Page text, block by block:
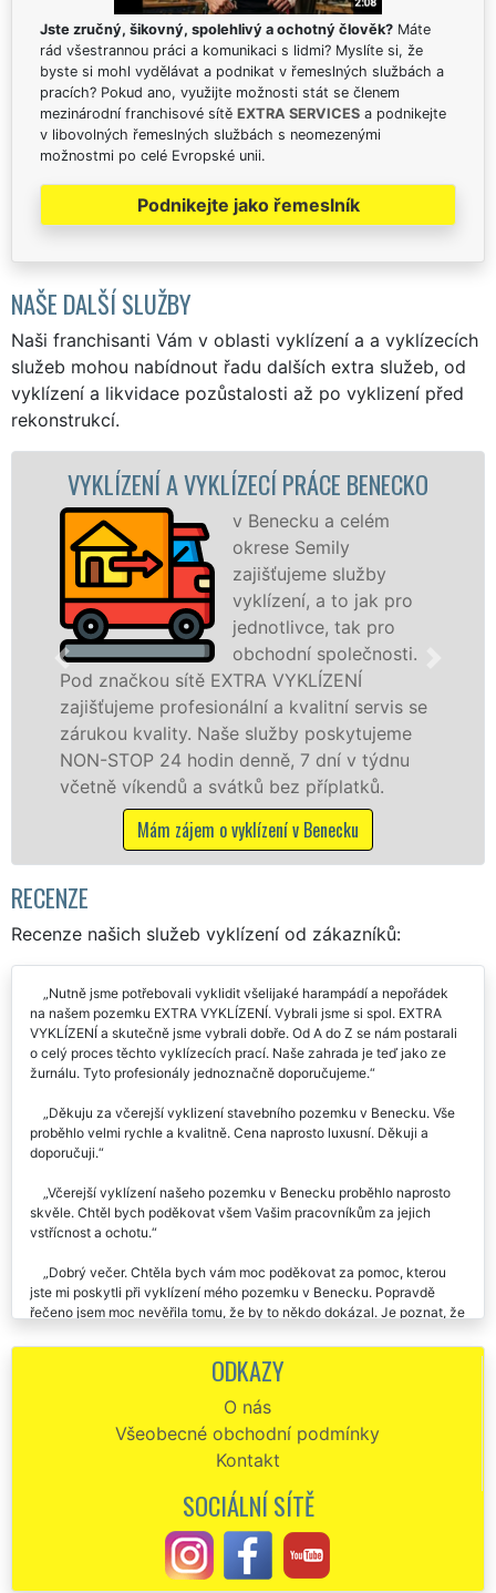
Jste zručný, šikovný, spolehlivý a ochotný člověk? Máte
rád všestrannou práci a komunikaci s lidmi? Myslíte si, že
byste si mohl vydělávat a podnikat v řemeslných službách a
pracích? Pokud ano, využijte možnosti stát se členem
mezinárodní franchisové sítě EXTRA SERVICES a podnikejte
v libovolných řemeslných službách s neomezenými
možnostmi po celé Evropské unii.
Podnikejte jako řemeslník
NAŠE DALŠÍ SLUŽBY
Naši franchisanti Vám v oblasti vyklízení a a vyklízecích
služeb mohou nabídnout řadu dalších extra služeb, od
vyklízení a likvidace pozůstalosti až po vyklizení před
rekonstrukcí.
A VYKLÍZECÍ PRÁCE BENECKO
v Benecku a celém
okrese Semily
zajišťujeme služby
vyklízení, a to jak pro
jednotlivce, tak pro
obchodní společnosti.
značkou sítě EXTRA VYKLÍZENÍ
profesionální a kvalitní servis se
kvality. Naše služby poskytujeme
STOP 24 hodin denně, 7 dní v týdnu
víkendů a svátků bez příplatků.
Mám zájem o vyklízení v Benecku
RECENZE
Recenze našich služeb vyklízení od zákazníků:
Nutně jsme potřebovali vyklidit všelijaké harampádí a nepořádek
na našem pozemku EXTRA VYKLÍZENÍ. Vybrali jsme si spol. EXTRA
VYKLÍZENÍ a skutečně jsme vybrali dobře. Od A do Z se nám postarali
o celý proces těchto vyklízecích prací. Naše zahrada je teď jako ze
žurnálu. Tyto profesionály jednoznačně doporučujeme.
Děkuju za včerejší vyklizení stavebního pozemku v Benecku. Vše
proběhlo velmi rychle a kvalitně. Cena naprosto luxusní. Děkuji a
doporučuji.
Včerejší vyklízení našeho pozemku v Benecku proběhlo naprosto
skvěle. Chtěl bych poděkovat všem Vašim pracovníkům za jejich
vstřícnost a ochotu.
Dobrý večer. Chtěla bych vám moc poděkovat za pomoc, kterou
jste mi poskytli při vyklízení mého pozemku v Benecku. Popravdě
řečeno jsem moc nevěřila tomu, že by to někdo dokázal. Je poznat, že
Vyklízení parcely v Benecku proběhlo velmi rychle a velmi kvalitně.
společnosti EXTRA VYKLÍZENÍ za jejich vynikající práci.
V neděli jste mi pomáhali vyklidit zahradu v Benecku. Že to
zvládnete tak rychle jsem skutečně nečekal. Kluci byli vážně machři a
cena za celé vyklízení pro mě byla velmi příjemná. Pokud budu ještě
někdy potřebovat, určitě si vyber zase vás.
ODKAZY
O nás
Všeobecné obchodní podmínky
Kontakt
SOCIÁLNÍ SÍTĚ